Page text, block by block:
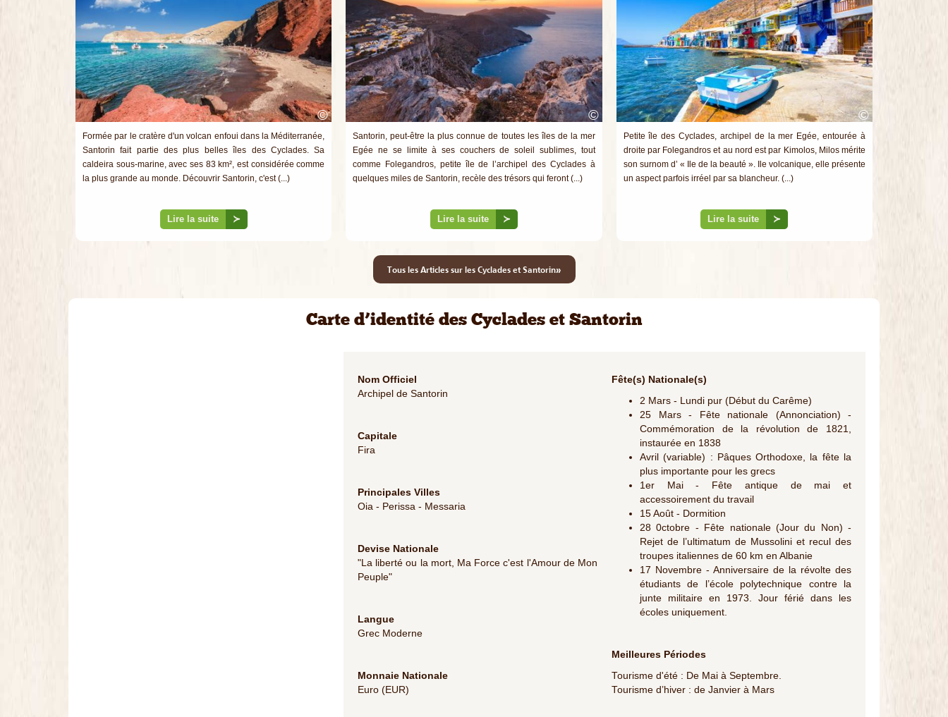
©
Formée par le cratère d'un volcan enfoui dans la Méditerranée,
Santorin fait partie des plus belles îles des Cyclades. Sa
caldeira sous-marine, avec ses 83 km², est considérée comme
la plus grande au monde. Découvrir Santorin, c'est (...)
Lire la suite ≻
©
Santorin, peut-être la plus connue de toutes les îles de la mer
Egée ne se limite à ses couchers de soleil sublimes, tout
comme Folegandros, petite île de l’archipel des Cyclades à
quelques miles de Santorin, recèle des trésors qui feront (...)
Lire la suite ≻
©
Petite île des Cyclades, archipel de la mer Egée, entourée à
droite par Folegandros et au nord est par Kimolos, Milos mérite
son surnom d’ « Ile de la beauté ». Ile volcanique, elle présente
un aspect parfois irréel par sa blancheur. (...)
Lire la suite ≻
Tous les Articles sur les Cyclades et Santorin»
Carte d’identité des Cyclades et Santorin
Nom Officiel
Archipel de Santorin
Capitale
Fira
Principales Villes
Oia - Perissa - Messaria
Devise Nationale
"La liberté ou la mort, Ma Force c'est l'Amour de Mon
Peuple"
Langue
Grec Moderne
Monnaie Nationale
Euro (EUR)
Fête(s) Nationale(s)
2 Mars - Lundi pur (Début du Carême)
25 Mars - Fête nationale (Annonciation) -
Commémoration de la révolution de 1821,
instaurée en 1838
Avril (variable) : Pâques Orthodoxe, la fête la
plus importante pour les grecs
1er Mai - Fête antique de mai et
accessoirement du travail
15 Août - Dormition
28 0ctobre - Fête nationale (Jour du Non) -
Rejet de l’ultimatum de Mussolini et recul des
troupes italiennes de 60 km en Albanie
17 Novembre - Anniversaire de la révolte des
étudiants de l’école polytechnique contre la
junte militaire en 1973. Jour férié dans les
écoles uniquement.
Meilleures Périodes
Tourisme d'été : De Mai à Septembre.
Tourisme d’hiver : de Janvier à Mars